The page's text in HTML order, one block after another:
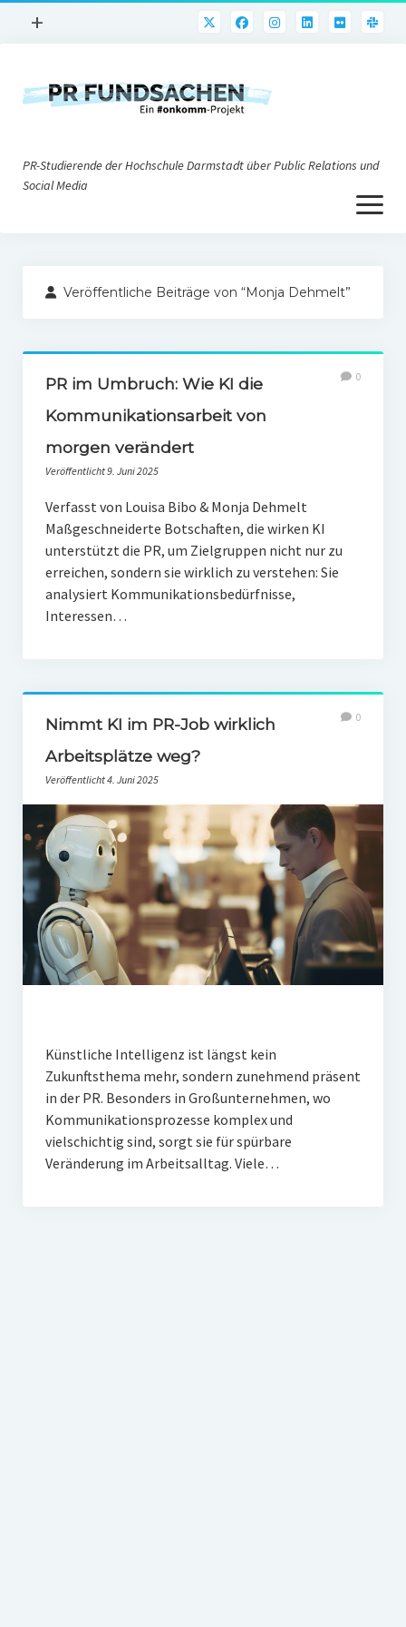
Menü
+
PR@h_da
Nonprofit-PR
Social Media
PR-Theorie
PR-Ethik
PR-Studien
Gesellschaft & Medien
Infografik-Themengarten
Künstliche Intelligenz
Klimaneutrales Tanken
Zukunft der Bildung
PR-Studierende der Hochschule Darmstadt über Public Relations und
Social Media
Menü
öffnen
Impressum
Veröffentliche Beiträge von “Monja Dehmelt”
PR im Umbruch: Wie KI die
Kommunikationsarbeit von
morgen verändert
Veröffentlicht 9. Juni 2025
0
Verfasst von Louisa Bibo & Monja Dehmelt
Maßgeschneiderte Botschaften, die wirken KI
unterstützt die PR, um Zielgruppen nicht nur zu
erreichen, sondern sie wirklich zu verstehen: Sie
analysiert Kommunikationsbedürfnisse,
Interessen…
Nimmt KI im PR-Job wirklich
Arbeitsplätze weg?
Veröffentlicht 4. Juni 2025
0
Künstliche Intelligenz ist längst kein
Zukunftsthema mehr, sondern zunehmend präsent
in der PR. Besonders in Großunternehmen, wo
Kommunikationsprozesse komplex und
vielschichtig sind, sorgt sie für spürbare
Veränderung im Arbeitsalltag. Viele…